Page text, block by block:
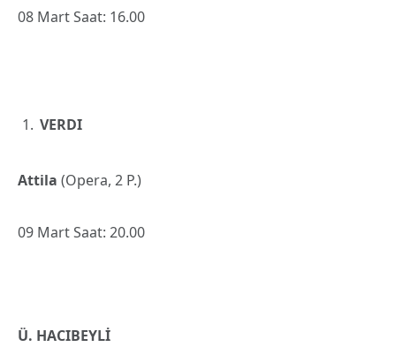
08 Mart Saat: 16.00
VERDI
Attila (Opera, 2 P.)
09 Mart Saat: 20.00
Ü. HACIBEYLİ